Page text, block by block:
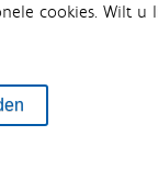
cookies. Wilt
diverse
een